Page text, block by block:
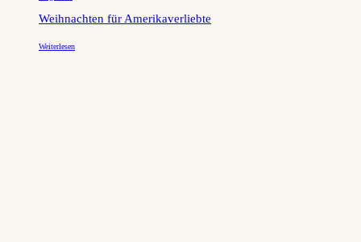
Weihnachten für Amerikaverliebte
Weiterlesen